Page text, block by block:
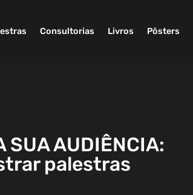
Consultorias Livros Pôsters
SUA AUDIÊNCIA:
palestras